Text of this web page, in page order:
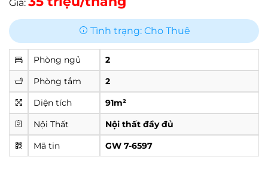
Giá:
Tình trạng: Cho Thuê
Phòng ngủ
2
Phòng tắm
2
Diện tích
91m²
Nội Thất
Nội thất đầy đủ
Mã tin
GW 7-6597